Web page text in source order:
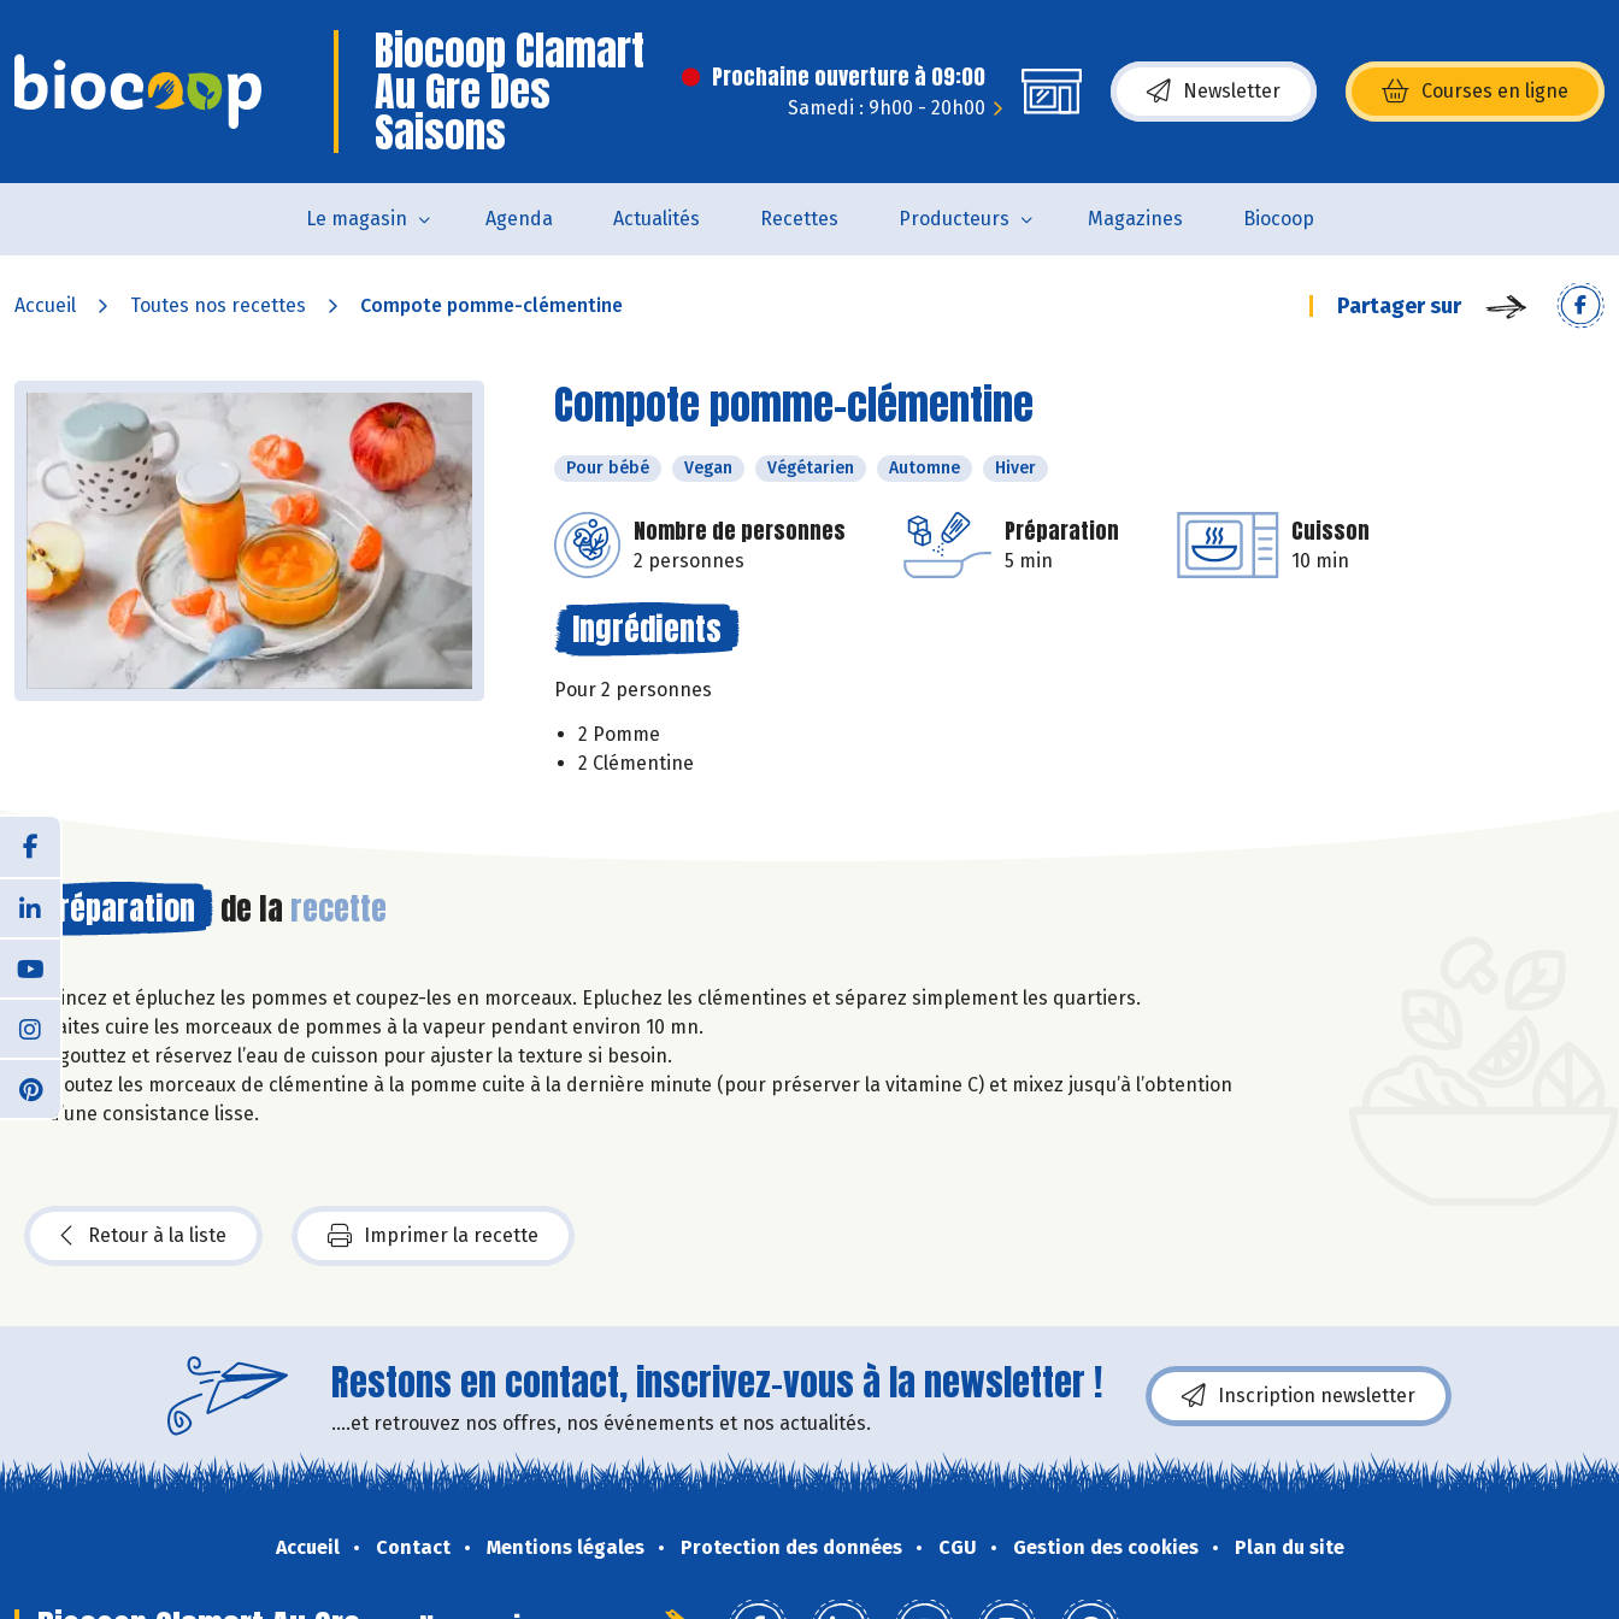
Biocoop Clamart
Au Gre Des
Saisons
Prochaine ouverture à 09:00
Samedi : 9h00 - 20h00
Newsletter Courses en ligne
(s’ouvre dans une nouvelle fenêtre)
Le magasin Agenda Actualités Recettes Producteurs Magazines Biocoop
Accueil Toutes nos recettes Compote pomme-clémentine Partager sur
Compote pomme-clémentine
Pour bébé Vegan Végétarien Automne Hiver
Nombre de personnes
2 personnes
Préparation
5 min
Cuisson
10 min
Ingrédients
Pour 2 personnes
2 Pomme
2 Clémentine
Préparation de la recette
Rincez et épluchez les pommes et coupez-les en morceaux. Epluchez les clémentines et séparez simplement les quartiers.
Faites cuire les morceaux de pommes à la vapeur pendant environ 10 mn.
Egouttez et réservez l’eau de cuisson pour ajuster la texture si besoin.
Ajoutez les morceaux de clémentine à la pomme cuite à la dernière minute (pour préserver la vitamine C) et mixez jusqu’à l’obtention
d’une consistance lisse.
Retour à la liste Imprimer la recette
Restons en contact, inscrivez-vous à la newsletter !
....et retrouvez nos offres, nos événements et nos actualités.
Inscription newsletter
Accueil Contact Mentions légales Protection des données CGU Gestion des cookies Plan du site